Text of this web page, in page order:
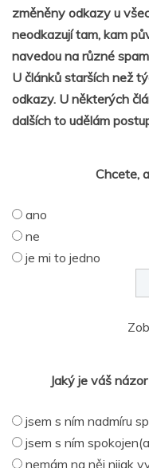
změněny odkazy u
neodkazují tam, kam
navedou na různé
U článků starších než
odkazy. U některých
dalších to udělám
Chcete,
ano
ne
je mi to jedno
Jaký je váš
jsem s ním nadmíru
jsem s ním
nemám na něj nijak